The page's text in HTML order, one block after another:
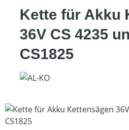
Kette für Akku
36V CS 4235
CS1825
Bildergalerie überspringen